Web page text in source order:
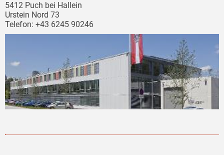
5412 Puch bei Hallein
Urstein Nord 73
Telefon: +43 6245 90246